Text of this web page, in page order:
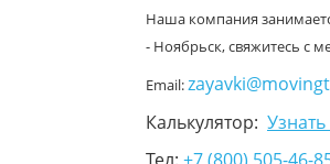
Наша компания
- Ноябрьск, свяжитесь с
Email:
Калькулятор: